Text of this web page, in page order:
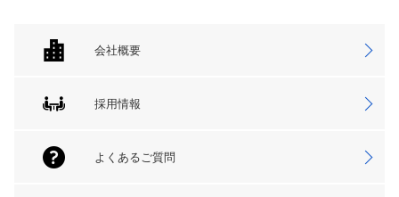
会社概要
採用情報
よくあるご質問